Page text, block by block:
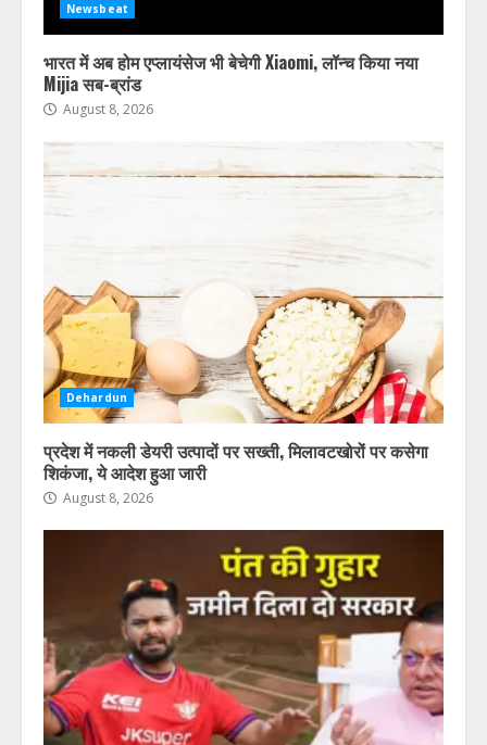
पूर्व सैनिक की संदिग्ध परिस्थितियों में हुई
Newsbeat
भारत में अब होम एप्लायंसेज भी बेचेगी Xiaomi, लॉन्च किया नया
Mijia सब-ब्रांड
August 8, 2026
Dehardun
प्रदेश में नकली डेयरी उत्पादों पर सख्ती, मिलावटखोरों पर कसेगा
शिकंजा, ये आदेश हुआ जारी
August 8, 2026